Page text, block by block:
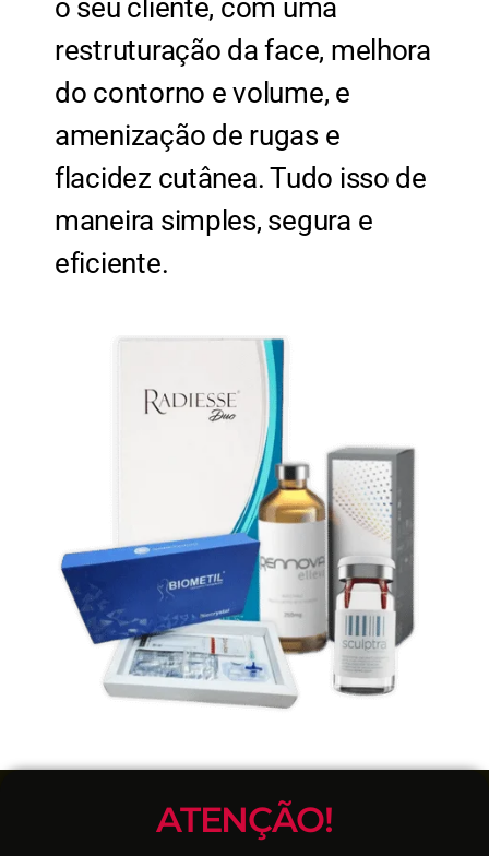
o seu cliente, com uma
restruturação da face, melhora
do contorno e volume, e
amenização de rugas e
flacidez cutânea. Tudo isso de
maneira simples, segura e
eficiente.
ATENÇÃO!